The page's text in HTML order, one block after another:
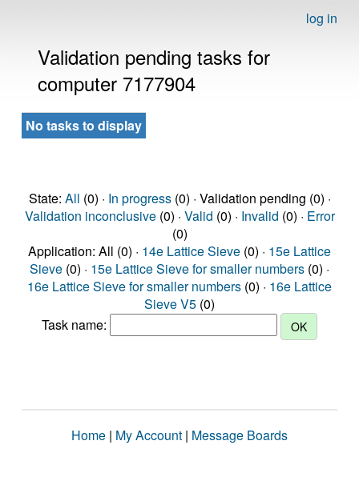
log in
Validation pending tasks for
computer 7177904
No tasks to display
State: All (0) · In progress(0) · Validation pending (0) ·
Validation inconclusive(0) · Valid (0) · Invalid (0) · Error
(0)
Application: All (0) · 14e Lattice Sieve (0) · 15e Lattice
Sieve (0) · 15e Lattice Sieve for smaller numbers (0) ·
16e Lattice Sieve for smaller numbers (0) · 16e Lattice
Sieve V5 (0)
Task name:
Home | My Account | Message Boards